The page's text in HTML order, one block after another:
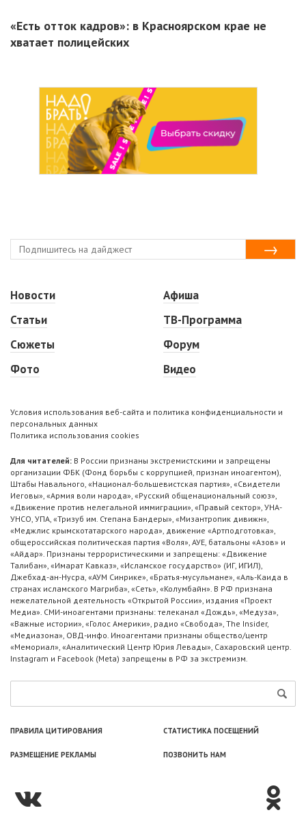
«Есть отток кадров»: в Красноярском крае не
хватает полицейских
Новости
Статьи
Сюжеты
Фото
Афиша
ТВ-Программа
Форум
Видео
Условия использования веб-сайта и политика конфиденциальности и
персональных данных
Политика использования cookies
Для читателей: В России признаны экстремистскими и запрещены
организации ФБК (Фонд борьбы с коррупцией, признан иноагентом),
Штабы Навального, «Национал-большевистская партия», «Свидетели
Иеговы», «Армия воли народа», «Русский общенациональный союз»,
«Движение против нелегальной иммиграции», «Правый сектор», УНА-
УНСО, УПА, «Тризуб им. Степана Бандеры», «Мизантропик дивижн»,
«Меджлис крымскотатарского народа», движение «Артподготовка»,
общероссийская политическая партия «Воля», АУЕ, батальоны «Азов» и
«Айдар». Признаны террористическими и запрещены: «Движение
Талибан», «Имарат Кавказ», «Исламское государство» (ИГ, ИГИЛ),
Джебхад-ан-Нусра, «АУМ Синрике», «Братья-мусульмане», «Аль-Каида в
странах исламского Магриба», «Сеть», «Колумбайн». В РФ признана
нежелательной деятельность «Открытой России», издания «Проект
Медиа». СМИ-иноагентами признаны: телеканал «Дождь», «Медуза»,
«Важные истории», «Голос Америки», радио «Свобода», The Insider,
«Медиазона», ОВД-инфо. Иноагентами признаны общество/центр
«Мемориал», «Аналитический Центр Юрия Левады», Сахаровский центр.
Instagram и Facebook (Metа) запрещены в РФ за экстремизм.
ПРАВИЛА ЦИТИРОВАНИЯ СТАТИСТИКА ПОСЕЩЕНИЙ
РАЗМЕЩЕНИЕ РЕКЛАМЫ ПОЗВОНИТЬ НАМ